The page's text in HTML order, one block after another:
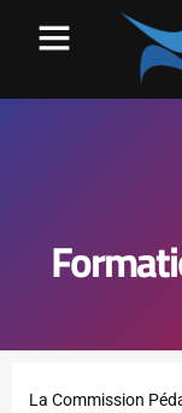
La Commission